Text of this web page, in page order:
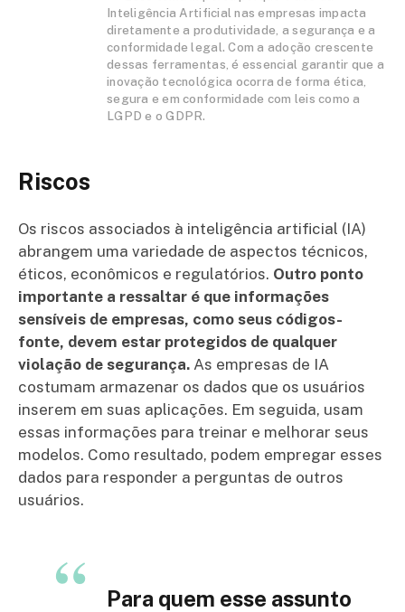
Inteligência Artificial nas empresas impacta
diretamente a produtividade, a segurança e a
conformidade legal. Com a adoção crescente
dessas ferramentas, é essencial garantir que a
inovação tecnológica ocorra de forma ética,
segura e em conformidade com leis como a
LGPD e o GDPR.
Riscos
Os riscos associados à inteligência artificial (IA)
abrangem uma variedade de aspectos técnicos,
éticos, econômicos e regulatórios. Outro ponto
importante a ressaltar é que informações
sensíveis de empresas, como seus códigos-
fonte, devem estar protegidos de qualquer
violação de segurança. As empresas de IA
costumam armazenar os dados que os usuários
inserem em suas aplicações. Em seguida, usam
essas informações para treinar e melhorar seus
modelos. Como resultado, podem empregar esses
dados para responder a perguntas de outros
usuários.
Para quem esse assunto